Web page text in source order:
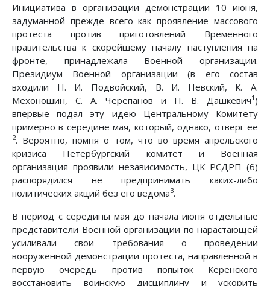
Инициатива в организации демонстрации 10 июня,
задуманной прежде всего как проявление массового
протеста против приготовлений Временного
правительства к скорейшему началу наступления на
фронте, принадлежала Военной организации.
Президиум Военной организации (в его состав
входили Н. И. Подвойский, В. И. Невский, К. А.
Мехоношин, С. А. Черепанов и П. В. Дашкевич1)
впервые подал эту идею Центральному Комитету
примерно в середине мая, который, однако, отверг ее
2. Вероятно, помня о том, что во время апрельского
кризиса Петербургский комитет и Военная
организация проявили независимость, ЦК РСДРП (б)
распорядился не предпринимать каких-либо
политических акций без его ведома3.
В период с середины мая до начала июня отдельные
представители Военной организации по нарастающей
усиливали свои требования о проведении
вооруженной демонстрации протеста, направленной в
первую очередь против попыток Керенского
восстановить воинскую дисциплину и ускорить